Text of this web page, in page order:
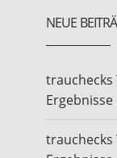
NEUE
Ergebnisse